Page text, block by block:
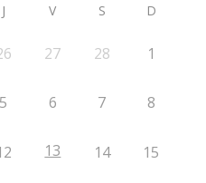
J V S D
27 28 1
5 6 7 8
13 14 15